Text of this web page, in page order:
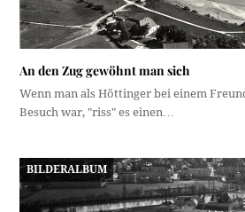
An den Zug gewöhnt man sich
Wenn man als Höttinger bei einem
Besuch war, "riss" es einen…
BILDERALBUM